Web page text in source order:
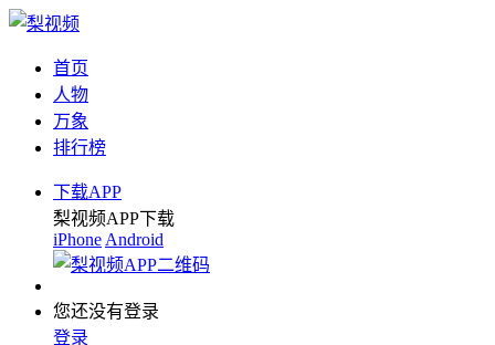
首页
人物
万象
排行榜
下载APP
梨视频APP下载
iPhone Android
您还没有登录
登录